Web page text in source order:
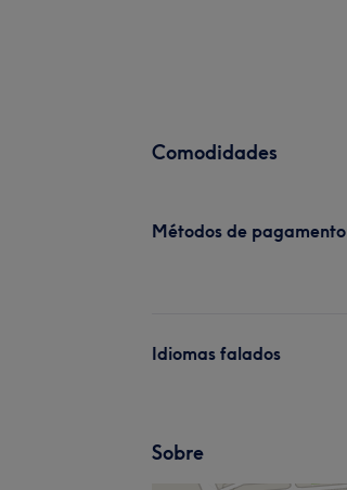
Comodidades
Métodos de pagamento
Idiomas falados
Sobre